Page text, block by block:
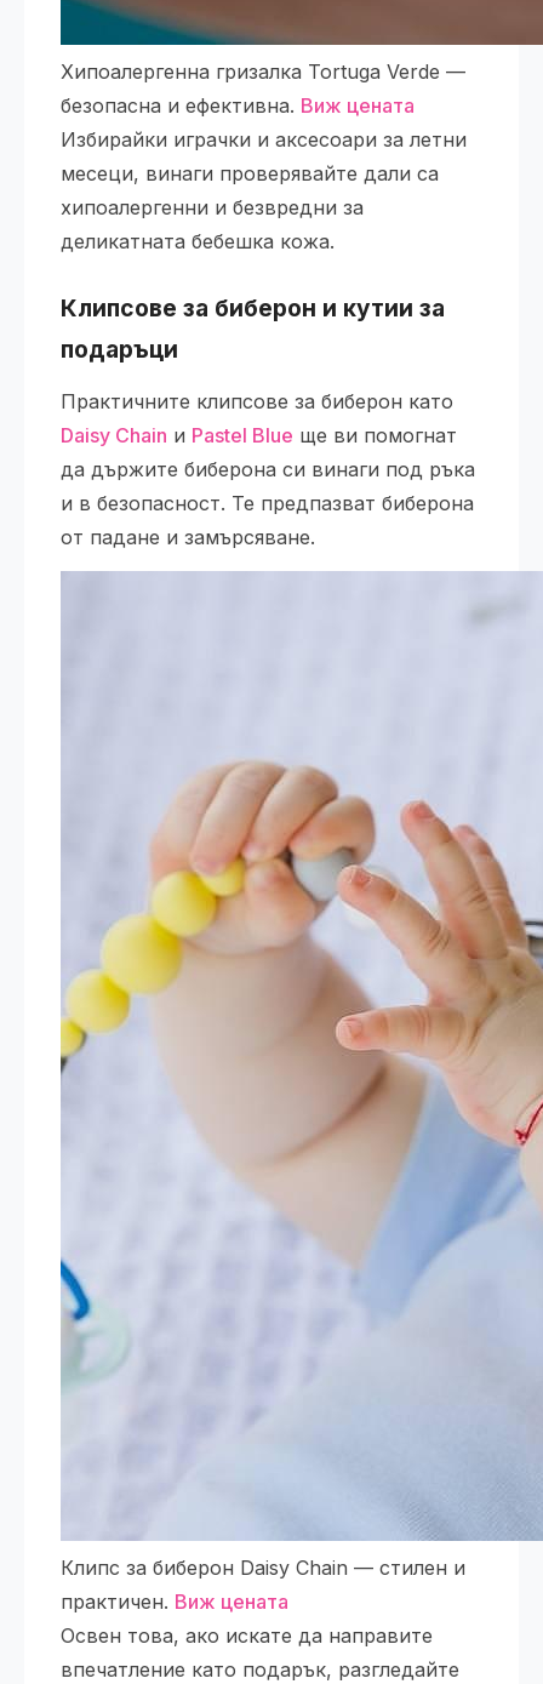
Хипоалергенна гризалка Tortuga Verde —
безопасна и ефективна. Виж цената
Избирайки играчки и аксесоари за летни
месеци, винаги проверявайте дали са
хипоалергенни и безвредни за
деликатната бебешка кожа.
Клипсове за биберон и кутии за
подаръци
Практичните клипсове за биберон като
Daisy Chain и Pastel Blue ще ви помогнат
да държите биберона си винаги под ръка
и в безопасност. Те предпазват биберона
от падане и замърсяване.
Клипс за биберон Daisy Chain — стилен и
практичен. Виж цената
Освен това, ако искате да направите
впечатление като подарък, разгледайте